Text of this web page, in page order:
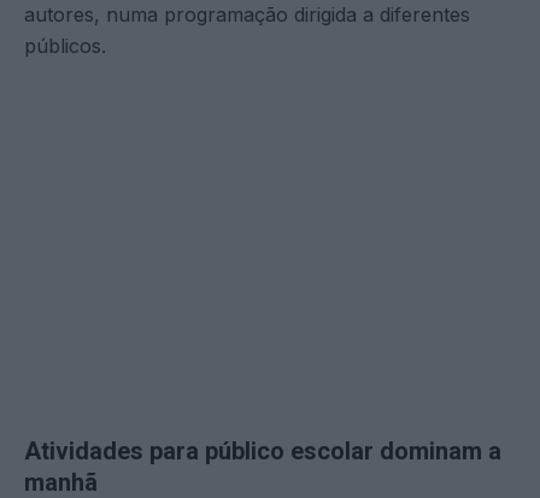
autores, numa programação dirigida a diferentes
públicos.
Atividades para público escolar dominam a
manhã